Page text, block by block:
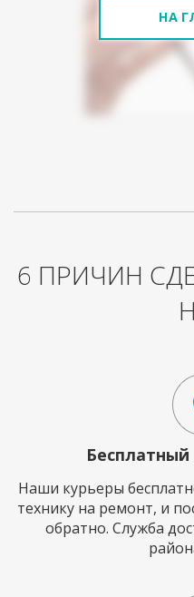
НА
6 ПРИЧИН
Наши курьеры
технику на ремонт, и
обратно. Служба